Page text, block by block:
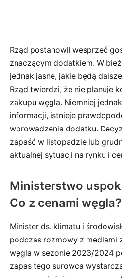
Rząd postanowił wesprzeć
znaczącym dodatkiem. W
jednak jasne, jakie będą
Rząd twierdzi, że nie planuje
zakupu węgla. Niemniej
informacji, istnieje
wprowadzenia dodatku.
zapaść w listopadzie lub
aktualnej sytuacji na rynku i
Ministerstwo
Co z cenami węgla?
Minister ds. klimatu i
podczas rozmowy z mediami
węgla w sezonie 2023/2024
zapas tego surowca